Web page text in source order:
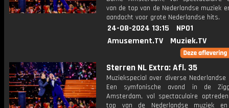
van de top van de Nederlandse muziek
aandacht voor grote Nederlandse hits.
24-08-2024 13:15
NPO1
Amusement.TV
Muziek.TV
Sterren NL Extra: Afl. 35
Muziekspecial over diverse
Een symfonische avond in de
Amsterdam, vol spectaculaire
top van de Nederlandse muziek en